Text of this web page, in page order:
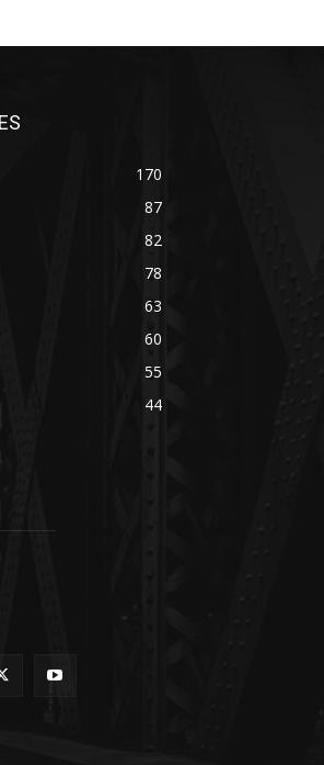
170
87
82
78
63
60
55
44